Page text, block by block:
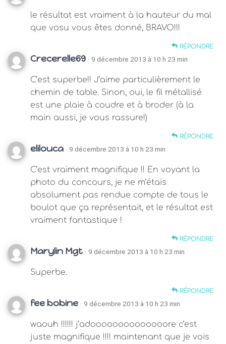
le résultat est vraiment à la hauteur du mal
que vosu vous êtes donné, BRAVO!!!
RÉPONDRE
Crecerelle69 · 9 décembre 2013 à 10 h 23 min
C’est superbe!! J’aime particulièrement le
chemin de table. Sinon, oui, le fil métallisé
est une plaie à coudre et à broder (à la
main aussi, je vous rassure!)
RÉPONDRE
elilouca · 9 décembre 2013 à 10 h 23 min
C’est vraiment magnifique !! En voyant la
photo du concours, je ne m’étais
absolument pas rendue compte de tous le
boulot que ça représentait, et le résultat est
vraiment fantastique !
RÉPONDRE
Marylin Mgt · 9 décembre 2013 à 10 h 23 min
Superbe.
RÉPONDRE
fee bobine · 9 décembre 2013 à 10 h 23 min
waouh !!!!!! j’adoooooooooooooore c’est
juste magnifique !!!! maintenant que je vois